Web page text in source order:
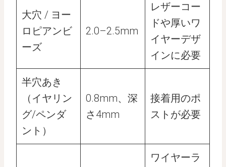
大穴 / ヨー
ロピアンビ
ーズ
2.0–2.5mm
レザーコー
ドや厚いワ
イヤーデザ
インに必要
半穴あき
（イヤリン
グ/ペンダ
ント）
0.8mm、深
さ4mm
接着用のポ
ストが必要
ワイヤーラ